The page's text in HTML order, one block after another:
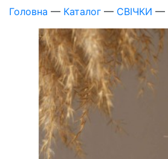
Головна — Каталог — СВІЧКИ —